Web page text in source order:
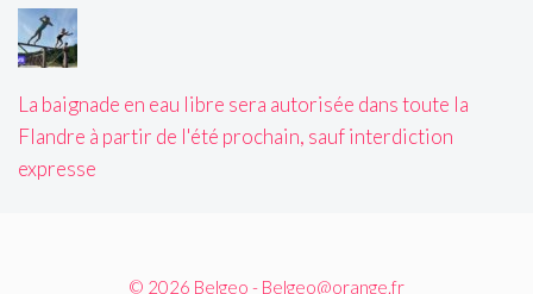
La baignade en eau libre sera autorisée dans toute la
Flandre à partir de l'été prochain, sauf interdiction
expresse
© 2026 Belgeo - Belgeo@orange.fr